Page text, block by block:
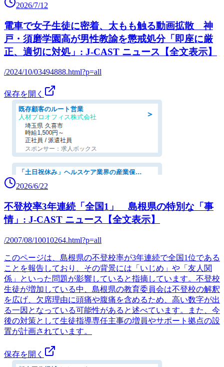
2026/7/12
電車で女子生徒に密着、太もも触る動画拡散 神
戸・須磨学園高が男性教諭を懲戒処分「即座に厳
正、適切に対処」: J-CAST ニュース【全文表示】
/2024/10/03494888.html?p=all
保存を開く
2026/6/22
不登校率3年連続「全国1」 島根県の特別な「事
情」: J-CAST ニュース【全文表示】
/2007/08/10010264.html?p=all
このページは、島根県の不登校率が3年連続で全国1位である
ことを報告しており、その背景には「いじめ」や「友人関
係」といった問題が影響していると指摘しています。不登校
生徒が増加している中、島根県の教育委員会は不登校の解釈
を広げ、欠席理由に頭痛や腹痛を含めるため、高い数字が出
る一因となっている可能性があると述べています。また、今
後の対策として生徒指導専任主事の増員やサポート拠点の設
置が計画されています。
保存を開く